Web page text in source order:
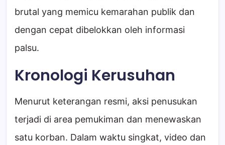
brutal yang memicu kemarahan publik dan
dengan cepat dibelokkan oleh informasi
palsu.
Kronologi Kerusuhan
Menurut keterangan resmi, aksi penusukan
terjadi di area pemukiman dan menewaskan
satu korban. Dalam waktu singkat, video dan